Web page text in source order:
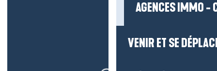
AGENCES IMMO -
VENIR ET SE